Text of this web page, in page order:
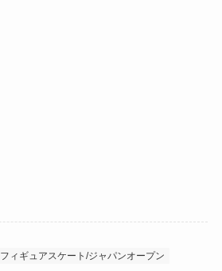
フィギュアスケート/ジャパンオープン